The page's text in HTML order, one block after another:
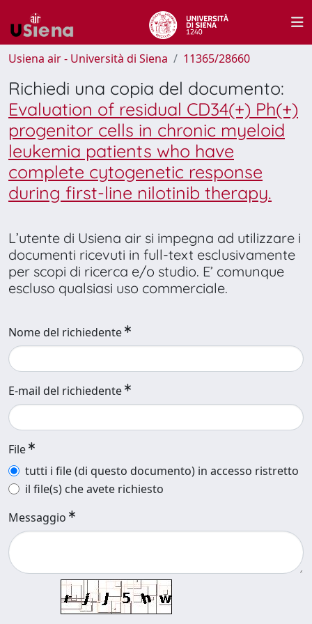
Usiena air - Università di Siena 11365/28660
Richiedi una copia del documento:
Evaluation of residual CD34(+) Ph(+)
progenitor cells in chronic myeloid
leukemia patients who have
complete cytogenetic response
during first-line nilotinib therapy.
L’utente di Usiena air si impegna ad utilizzare i
documenti ricevuti in full-text esclusivamente
per scopi di ricerca e/o studio. E’ comunque
escluso qualsiasi uso commerciale.
Nome del richiedente
E-mail del richiedente
File
tutti i file (di questo documento) in accesso ristretto
il file(s) che avete richiesto
Messaggio